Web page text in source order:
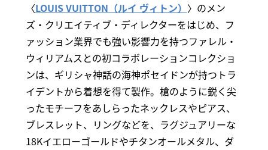
〈LOUIS VUITTON（ルイ ヴィトン） 〉のメン
ズ・クリエイティブ・ディレクターをはじめ、フ
ァッション業界でも強い影響力を持つファレル・
ウィリアムスとの初コラボレーションコレクショ
ンは、ギリシャ神話の海神ポセイドンが持つトラ
イデントから着想を得て製作。槍のように鋭く尖
ったモチーフをあしらったネックレスやピアス、
ブレスレット、リングなどを、ラグジュアリーな
18Kイエローゴールドやチタンオールメタル、ダ